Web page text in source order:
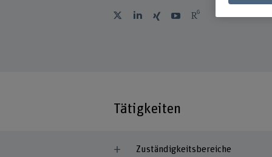
Tätigkeiten
Zuständigkeitsbereiche